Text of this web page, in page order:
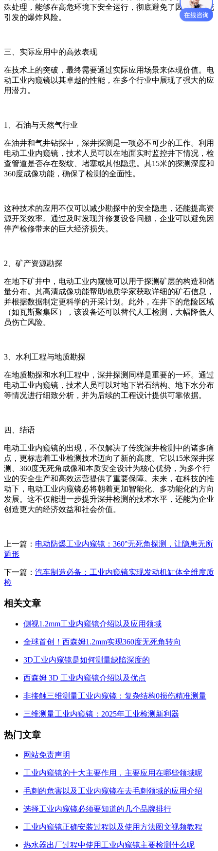
殊处理，能够在高危环境下安全运行，彻底避免了因电气火花
引发的爆炸风险。
三、实际应用中的高效表现
在技术上的突破，最终需要通过实际应用场景来体现价值。电
动工业内窥镜以其卓越的性能，在多个行业中展现了强大的应
用潜力。
1、石油与天然气行业
在油井和气井钻探中，深井探测是一项必不可少的工作。利用
电动工业内窥镜，技术人员可以在地面实时监控井下情况，检
查管道是否存在裂纹、堵塞或其他隐患。其15米的探测深度和
360度成像功能，确保了检测的全面性。
这种技术的应用不仅可以减少勘探中的安全隐患，还能提高资
源开采效率。通过及时发现并修复设备问题，企业可以避免因
停产检修带来的巨大经济损失。
2、矿产资源勘探
在地下矿井中，电动工业内窥镜可以用于探测矿层的构造和储
量分布。其高清成像功能帮助地质学家获取详细的矿石信息，
并根据数据制定更科学的开采计划。此外，在井下的危险区域
（如瓦斯聚集区），该设备还可以替代人工检测，大幅降低人
员伤亡风险。
3、水利工程与地质勘探
在地质勘探和水利工程中，深井探测同样是重要的一环。通过
电动工业内窥镜，技术人员可以对地下岩石结构、地下水分布
等情况进行细致分析，并为后续的工程设计提供可靠依据。
四、结语
电动工业内窥镜的出现，不仅解决了传统深井检测中的诸多痛
点，更标志着工业检测技术迈向了新的高度。它以15米深井探
测、360度无死角成像和本质安全设计为核心优势，为多个行
业的安全生产和高效运营提供了重要保障。未来，在科技的推
动下，电动工业内窥镜必将朝着更加智能化、多功能化的方向
发展。这不仅能进一步提升深井检测的技术水平，还能为企业
创造更大的经济效益和社会价值。
上一篇： 电动防爆工业内窥镜：360°无死角探测，让隐患无所
遁形
下一篇： 汽车制造必备：工业内窥镜实现发动机缸体全维度质
检
相关文章
侧视1.2mm工业内窥镜介绍以及应用领域
全球首创！西森姆1.2mm实现360度无死角转向
3D工业内窥镜是如何测量缺陷深度的
西森姆 3D 工业内窥镜介绍以及优点
非接触三维测量工业内窥镜：复杂结构0损伤精准测量
三维测量工业内窥镜：2025年工业检测新利器
热门文章
网站免责声明
工业内窥镜的十大主要作用，主要应用在哪些领域呢
毛刺的危害以及工业内窥镜在去毛刺领域的应用介绍
选择工业内窥镜必须要知道的几个品牌排行
工业内窥镜正确安装过程以及使用方法图文视频教程
热水器出厂过程中使用工业内窥镜主要检测什么呢